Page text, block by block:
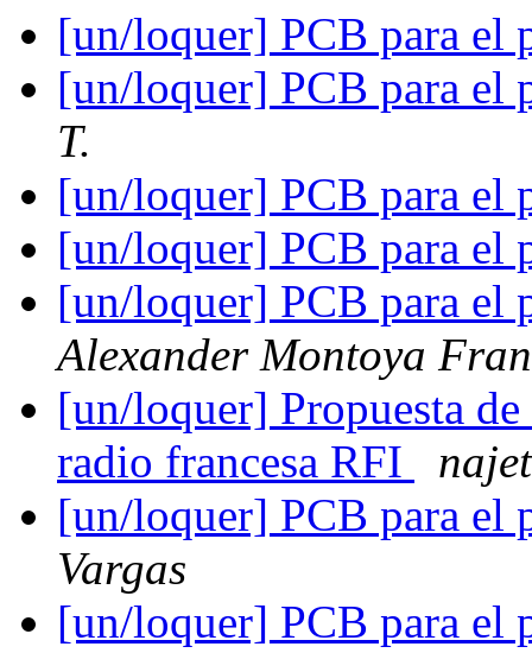
[un/loquer] PCB para el
[un/loquer] PCB para el
T.
[un/loquer] PCB para el
[un/loquer] PCB para el
[un/loquer] PCB para el
Alexander Montoya
[un/loquer] Propuesta
radio francesa RFI
[un/loquer] PCB para el
Vargas
[un/loquer] PCB para el